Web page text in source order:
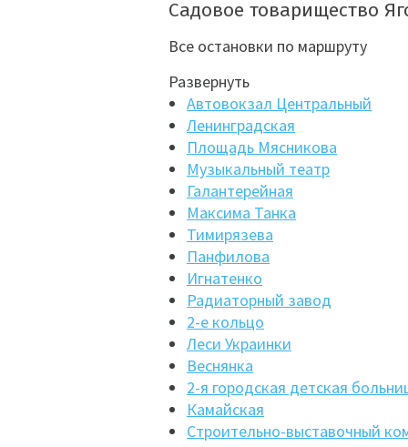
Садовое товарищество
Все остановки по маршруту
Развернуть
Автовокзал Центральный
Ленинградская
Площадь Мясникова
Музыкальный театр
Галантерейная
Максима Танка
Тимирязева
Панфилова
Игнатенко
Радиаторный завод
2-е кольцо
Леси Украинки
Веснянка
2-я городская детская
Камайская
Строительно-выставочный